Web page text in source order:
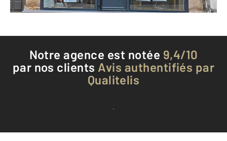
Téléphoner à l'agence
Notre agence est notée 9,4/10
par nos clients Avis authentifiés par
Qualitelis
Voir tous les avis clients